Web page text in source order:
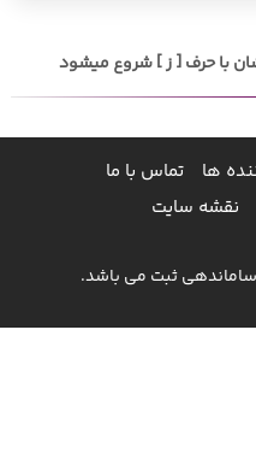
با حرف [ ز ] شروع میشود
ها
تماس با ما
نقشه سایت
ثبت می باشد.